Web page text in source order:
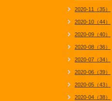
2020-11（35）
2020-10（44）
2020-09（40）
2020-08（36）
2020-07（34）
2020-06（39）
2020-05（43）
2020-04（38）